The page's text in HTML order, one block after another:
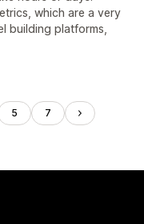
which are a very
building platforms,
5 7